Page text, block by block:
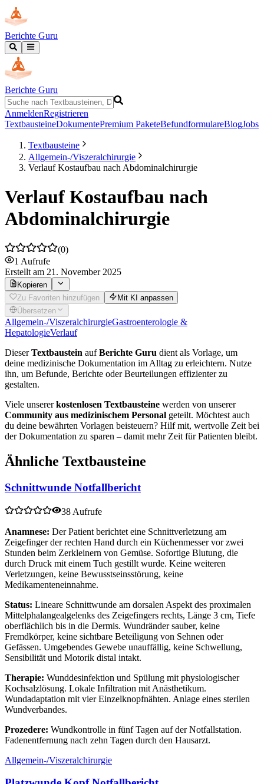
Berichte Guru
Berichte Guru
AnmeldenRegistrieren
TextbausteineDokumentePremium PaketeBefundformulareBlogJobs
Textbausteine
Allgemein-/Viszeralchirurgie
Verlauf Kostaufbau nach Abdominalchirurgie
Verlauf Kostaufbau nach
Abdominalchirurgie
(0)
1 Aufrufe
Erstellt am 21. November 2025
Kopieren
Zu Favoriten hinzufügen
Mit KI anpassen
Übersetzen
Allgemein-/ViszeralchirurgieGastroenterologie &
HepatologieVerlauf
DieserTextbaustein aufBerichte Guru dient als Vorlage, um
deine medizinische Dokumentation im Alltag zu erleichtern. Nutze
ihn, um Befunde, Berichte oder Beurteilungen effizienter zu
gestalten.
Viele unsererkostenlosen Textbausteine werden von unserer
Community aus medizinischem Personal geteilt. Möchtest auch
du deine bewährten Vorlagen beisteuern? Hilf mit, wertvolle Zeit bei
der Dokumentation zu sparen – damit mehr Zeit für Patienten bleibt.
Ähnliche Textbausteine
Schnittwunde Notfallbericht
38 Aufrufe
Anamnese: Der Patient berichtet eine Schnittverletzung am
Zeigefinger der rechten Hand durch ein Küchenmesser vor zwei
Stunden beim Zerkleinern von Gemüse. Sofortige Blutung, die
durch Druck mit einem Tuch gestillt wurde. Keine weiteren
Verletzungen, keine Bewusstseinsstörung, keine
Medikamenteneinnahme.
Status: Lineare Schnittwunde am dorsalen Aspekt des proximalen
Mittelphalangealgelenks des Zeigefingers rechts, Länge 3 cm, Tiefe
oberflächlich bis in die Dermis. Wundränder sauber, keine
Fremdkörper, keine sichtbare Beteiligung von Sehnen oder
Gefässen. Umgebendes Gewebe unauffällig, keine Schwellung,
Sensibilität und Motorik distal intakt.
Therapie: Wunddesinfektion und Spülung mit physiologischer
Kochsalzlösung. Lokale Infiltration mit Anästhetikum.
Wundadaptation mit vier Einzelknopfnähten. Anlage eines sterilen
Wundverbandes.
Prozedere: Wundkontrolle in fünf Tagen auf der Notfallstation.
Fadenentfernung nach zehn Tagen durch den Hausarzt.
Allgemein-/Viszeralchirurgie